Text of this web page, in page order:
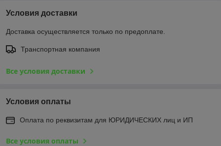
Условия доставки
Доставка осуществляется только по предоплате.
Транспортная компания
Все условия доставки
Условия оплаты
Оплата по реквизитам для ЮРИДИЧЕСКИХ лиц и ИП
Все условия оплаты